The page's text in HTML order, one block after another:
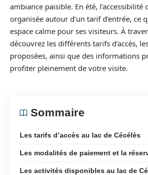
ambiance paisible. En été, l’accessibilité
organisée autour d’un tarif d’entrée, ce
espace calme pour ses visiteurs. À
découvrez les différents tarifs d’accès,
proposées, ainsi que des informations
profiter pleinement de votre visite.
Sommaire
Les tarifs d’accès au lac de Cécélès
Les modalités de paiement et la
Les activités disponibles au lac de